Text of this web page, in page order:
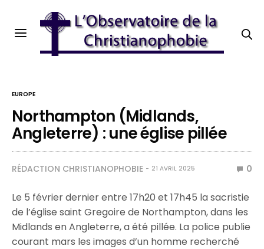
EUROPE
Northampton (Midlands,
Angleterre) : une église pillée
RÉDACTION CHRISTIANOPHOBIE 21 AVRIL 2025 0
Le 5 février dernier entre 17h20 et 17h45 la sacristie
de l’église saint Gregoire de Northampton, dans les
Midlands en Angleterre, a été pillée. La police publie
courant mars les images d’un homme recherché